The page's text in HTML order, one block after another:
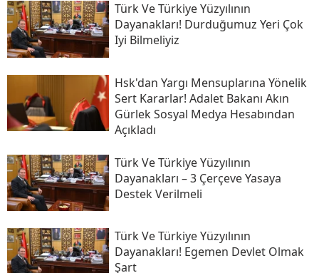
Türk Ve Türkiye Yüzyılının
Dayanakları! Durduğumuz Yeri Çok
Iyi Bilmeliyiz
Hsk'dan Yargı Mensuplarına Yönelik
Sert Kararlar! Adalet Bakanı Akın
Gürlek Sosyal Medya Hesabından
Açıkladı
Türk Ve Türkiye Yüzyılının
Dayanakları – 3 Çerçeve Yasaya
Destek Verilmeli
Türk Ve Türkiye Yüzyılının
Dayanakları! Egemen Devlet Olmak
Şart